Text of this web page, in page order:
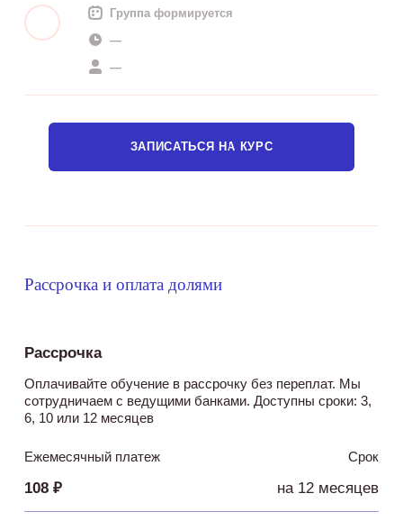
Группа формируется
—
—
ЗАПИСАТЬСЯ НА КУРС
Рассрочка и оплата долями
Рассрочка
Оплачивайте обучение в рассрочку без переплат. Мы
сотрудничаем с ведущими банками. Доступны сроки: 3,
6, 10 или 12 месяцев
Ежемесячный платеж Срок
108 ₽ на 12 месяцев